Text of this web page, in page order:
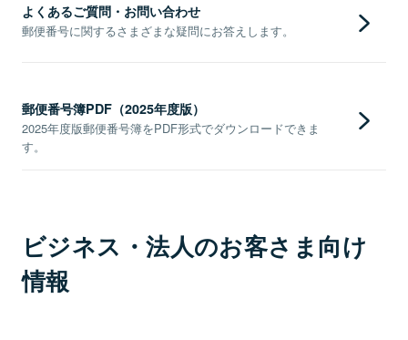
よくあるご質問・お問い合わせ
郵便番号に関するさまざまな疑問にお答えします。
郵便番号簿PDF（2025年度版）
2025年度版郵便番号簿をPDF形式でダウンロードできま
す。
ビジネス・法人のお客さま向け
情報